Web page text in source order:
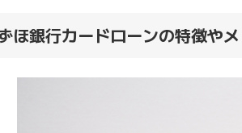
ほ銀行カードローンの特徴や